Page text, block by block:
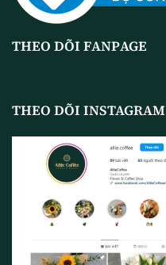
THEO DÕI FANPAGE
THEO DÕI INSTAGRAM